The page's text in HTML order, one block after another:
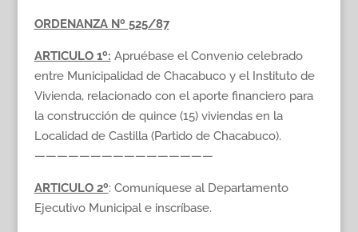
ORDENANZA Nº 525/87
ARTICULO 1º: Apruébase el Convenio celebrado
entre Municipalidad de Chacabuco y el Instituto de
Vivienda, relacionado con el aporte financiero para
la construcción de quince (15) viviendas en la
Localidad de Castilla (Partido de Chacabuco).
————————————————
ARTICULO 2º: Comuníquese al Departamento
Ejecutivo Municipal e inscríbase.